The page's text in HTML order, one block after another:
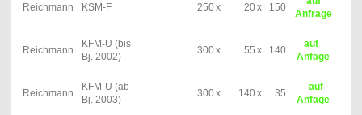
Reichmann KSM-F 250x 20x 150
Anfrage
Reichmann
KFM-U (bis
Bj. 2002)
300x 55 x 140
auf
Anfage
Reichmann
KFM-U (ab
Bj. 2003)
300x 140x 35
auf
Anfage